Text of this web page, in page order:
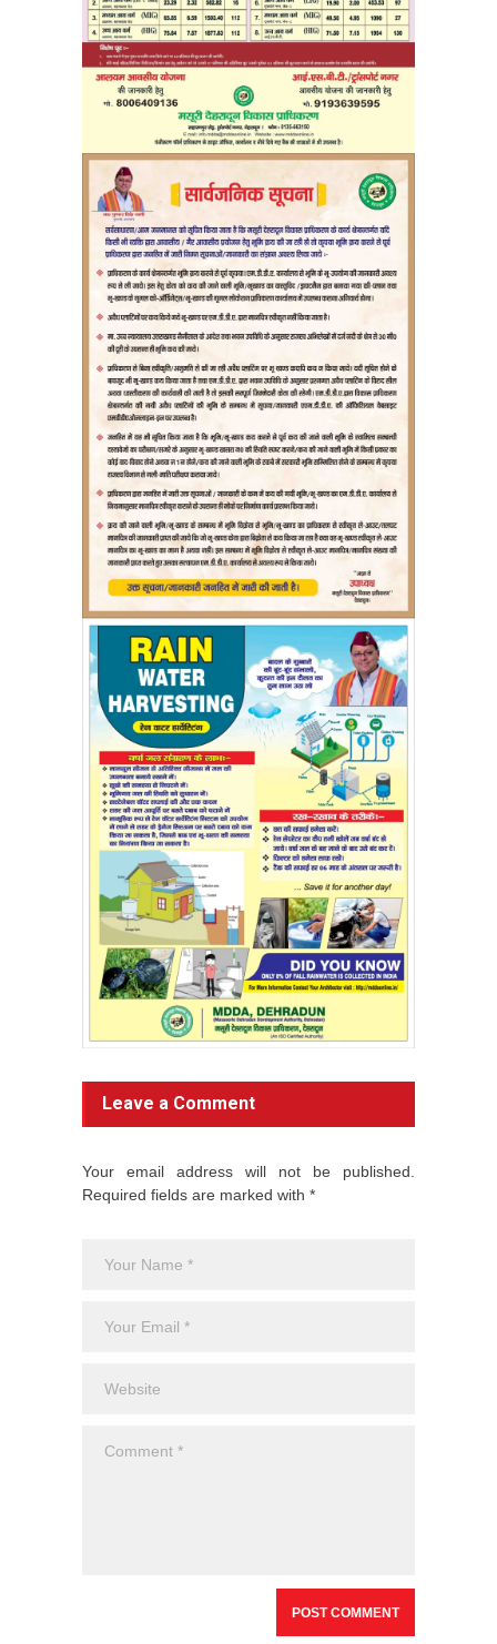
Leave a Comment
Your email address will not be published.
Required fields are marked with *